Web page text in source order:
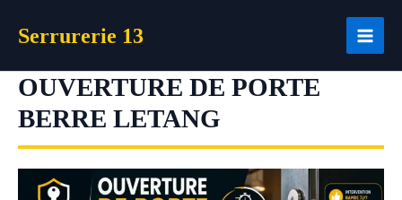
Serrurerie 13
OUVERTURE DE PORTE
BERRE LETANG